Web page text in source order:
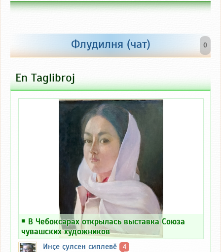
0
Флудилня (чат)
En Taglibroj
￭ В Чебоксарах открылась выставка Союза
чувашских художников
Инҫе ҫулсен сиплевӗ 4